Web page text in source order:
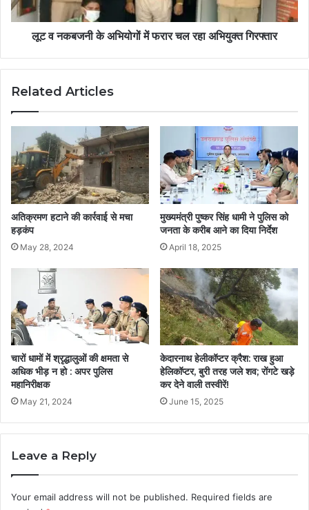
लूट व नकबजनी के अभियोगों में फरार चल रहा अभियुक्त गिरफ्तार
Related Articles
अतिक्रमण हटाने की कार्रवाई से मचा
हड़कंप
May 28, 2024
मुख्यमंत्री पुष्कर सिंह धामी ने पुलिस को
जनता के करीब आने का दिया निर्देश
April 18, 2025
चारों धामों में श्रृद्धालुओं की क्षमता से
अधिक भीड़ न हो : अपर पुलिस
महानिरीक्षक
May 21, 2024
केदारनाथ हेलीकॉप्टर क्रैश: राख हुआ
हेलिकॉप्टर, बुरी तरह जले शव; रोंगटे खड़े
कर देने वाली तस्वीरें!
June 15, 2025
Leave a Reply
Your email address will not be published. Required fields are